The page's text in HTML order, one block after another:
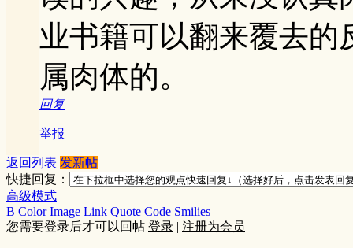
业书籍可以翻来覆去
属肉体的。
回复
举报
返回列表 发新帖
快捷回复：
高级模式
B Color Image Link Quote Code Smilies
您需要登录后才可以回帖 登录 | 注册为会员